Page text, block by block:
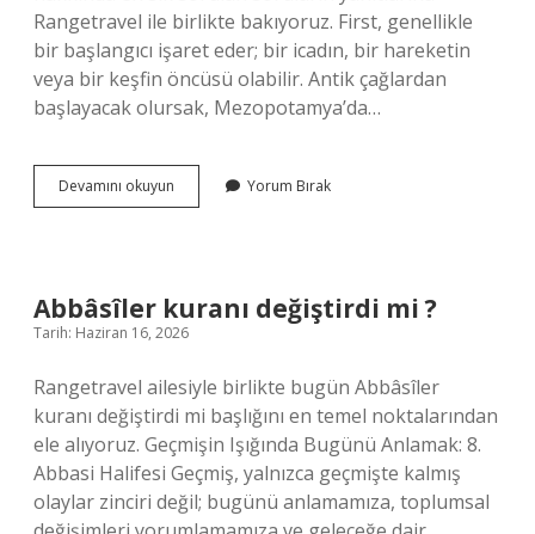
Rangetravel ile birlikte bakıyoruz. First, genellikle
bir başlangıcı işaret eder; bir icadın, bir hareketin
veya bir keşfin öncüsü olabilir. Antik çağlardan
başlayacak olursak, Mezopotamya’da…
Devamını okuyun First’dan
sonra
Yorum Bırak
Abbâsîler kuranı değiştirdi mi ?
Tarih: Haziran 16, 2026
Rangetravel ailesiyle birlikte bugün Abbâsîler
kuranı değiştirdi mi başlığını en temel noktalarından
ele alıyoruz. Geçmişin Işığında Bugünü Anlamak: 8.
Abbasi Halifesi Geçmiş, yalnızca geçmişte kalmış
olaylar zinciri değil; bugünü anlamamıza, toplumsal